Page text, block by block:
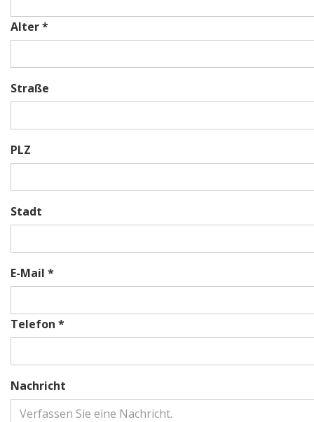
Alter *
Straße
PLZ
Stadt
E-Mail *
Telefon *
Nachricht